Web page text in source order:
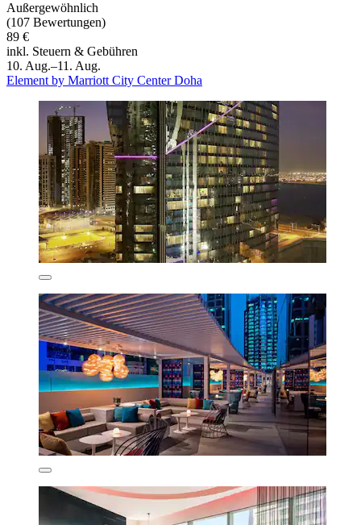
Außergewöhnlich
(107 Bewertungen)
89 €
inkl. Steuern & Gebühren
10. Aug.–11. Aug.
Element by Marriott City Center Doha